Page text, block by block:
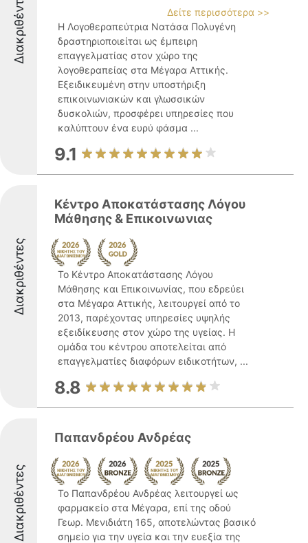
Διακριθέντες
Δείτε περισσότερα >>
Η Λογοθεραπεύτρια Νατάσα Πολυγένη
δραστηριοποιείται ως έμπειρη
επαγγελματίας στον χώρο της
λογοθεραπείας στα Μέγαρα Αττικής.
Εξειδικευμένη στην υποστήριξη
επικοινωνιακών και γλωσσικών
δυσκολιών, προσφέρει υπηρεσίες που
καλύπτουν ένα ευρύ φάσμα ...
9.1
Διακριθέντες
Κέντρο Αποκατάστασης Λόγου
Μάθησης & Επικοινωνιας
Το Κέντρο Αποκατάστασης Λόγου
Μάθησης και Επικοινωνίας, που εδρεύει
στα Μέγαρα Αττικής, λειτουργεί από το
2013, παρέχοντας υπηρεσίες υψηλής
εξειδίκευσης στον χώρο της υγείας. Η
ομάδα του κέντρου αποτελείται από
επαγγελματίες διαφόρων ειδικοτήτων, ...
8.8
Διακριθέντες
Παπανδρέου Ανδρέας
Το Παπανδρέου Ανδρέας λειτουργεί ως
φαρμακείο στα Μέγαρα, επί της οδού
Γεωρ. Μενιδιάτη 165, αποτελώντας βασικό
σημείο για την υγεία και την ευεξία της